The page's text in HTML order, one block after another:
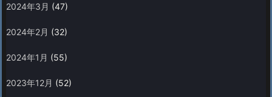
2024年3月 (47)
2024年2月 (32)
2024年1月 (55)
2023年12月 (52)